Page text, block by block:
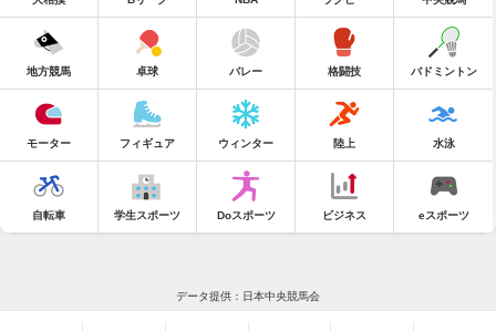
地方競馬 卓球 バレー 格闘技 バドミントン
モーター フィギュア ウィンター 陸上 水泳
自転車 学生スポーツ Doスポーツ ビジネス eスポーツ
データ提供：日本中央競馬会